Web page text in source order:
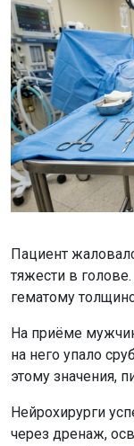
Пациент
тяжести в
гематому
На приёме
на него упало
этому значения,
Нейрохирурги
через дренаж,